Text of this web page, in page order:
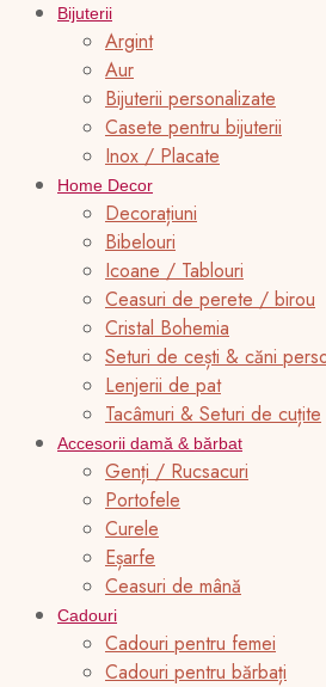
Bijuterii
Argint
Aur
Bijuterii personalizate
Casete pentru bijuterii
Inox / Placate
Home Decor
Decorațiuni
Bibelouri
Icoane / Tablouri
Ceasuri de perete / birou
Cristal Bohemia
Seturi de cești & căni
Lenjerii de pat
Tacâmuri & Seturi de cuțite
Accesorii damă & bărbat
Genți / Rucsacuri
Portofele
Curele
Eșarfe
Ceasuri de mână
Cadouri
Cadouri pentru femei
Cadouri pentru bărbați